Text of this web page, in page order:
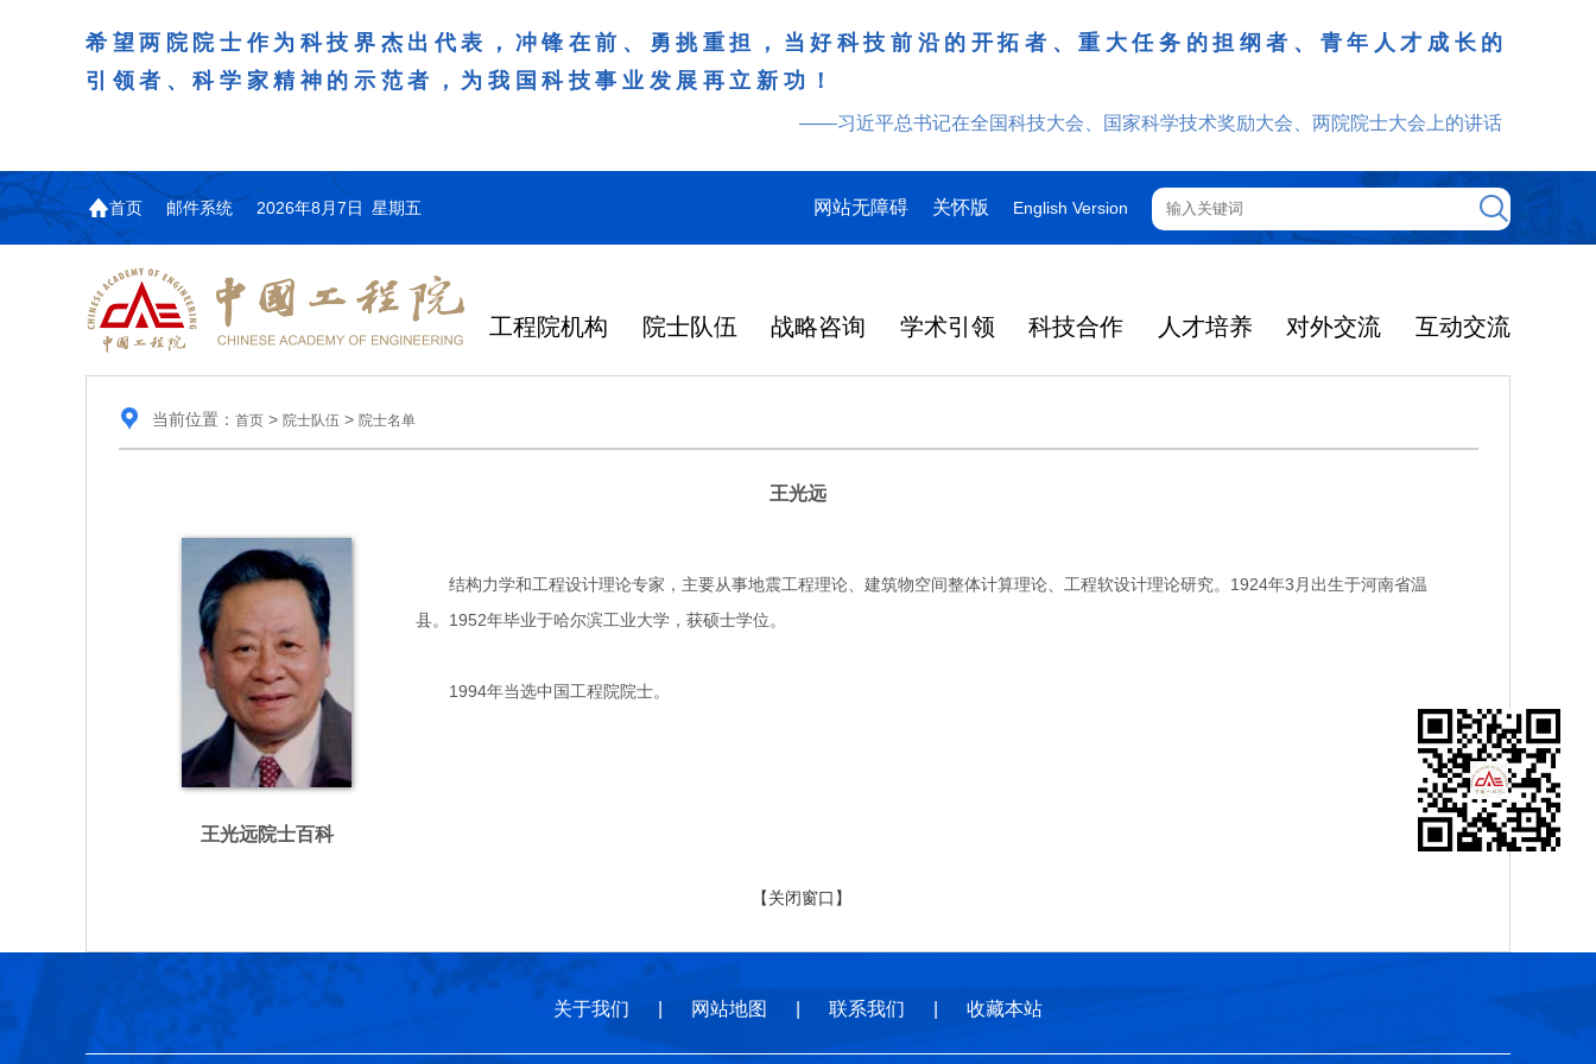
希望两院院士作为科技界杰出代表，冲锋在前、勇挑重担，当好科技前沿的开拓者、重大任务的担纲者、青年人才成长的
引领者、科学家精神的示范者，为我国科技事业发展再立新功！
——习近平总书记在全国科技大会、国家科学技术奖励大会、两院院士大会上的讲话
首页 邮件系统 2026年8月7日 星期五 网站无障碍 关怀版 English Version
工程院机构 院士队伍 战略咨询 学术引领 科技合作 人才培养 对外交流 互动交流
当前位置： 首页> 院士队伍 > 院士名单
王光远
王光远院士百科
结构力学和工程设计理论专家，主要从事地震工程理论、建筑物空间整体计算理论、工程软设计理论研究。1924年3月出生于河南省温
县。1952年毕业于哈尔滨工业大学，获硕士学位。
1994年当选中国工程院院士。
【关闭窗口】
关于我们 网站地图 联系我们 收藏本站